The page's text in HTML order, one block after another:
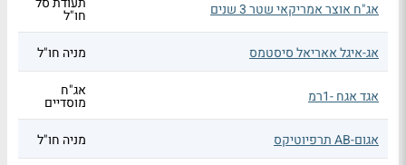
אג"ח אוצר אמריקאי שטר 3 שנים
חו"ל
אג-איגל אאריאל סיסטמס
מניה חו"ל
אגד אגח -1רמ אג"ח
מוסדיים
אגום-AB תרפיוטיקס
מניה חו"ל